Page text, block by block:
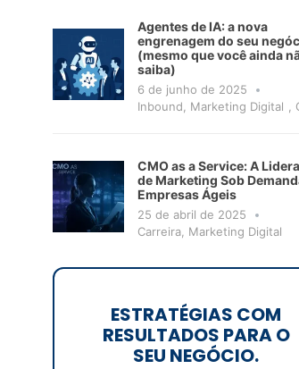
Agentes de IA: a nova
engrenagem do seu
(mesmo que você ainda
saiba)
6 de junho de 2025
Inbound
Marketing Digital
CMO as a Service: A
de Marketing Sob
Empresas Ágeis
25 de abril de 2025
Carreira, Marketing Digital
ESTRATÉGIAS COM
RESULTADOS PARA O
SEU NEGÓCIO.